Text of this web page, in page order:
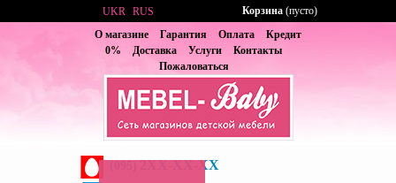
О магазине Гарантия Оплата
Кредит
0%
Доставка Услуги
Контакты
Пожаловаться
2XX-XX-XX
UKR RUS Корзина (пусто)